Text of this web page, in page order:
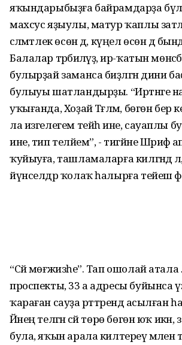
яҡындарыбыҙға байрамдарҙа
махсус яҙыулы, матур ҡаплы затлы
сәләмәтлек өсөн дә, күңел өсөн дә
Балалар тәрбиәләүҙә, ир-ҡатын
булырҙай заманса биҙәлгән дини
булыуы шатландырҙы. “Иртәнге
уҡығанда, Хоҙай Тәғәләм, бөгөн бер
ла изгелегем тейһә ине, сауаплы
ине, тип теләйем”, - тигәйне Шәрифә
ҡуйыуға, ташламаларға килгәндә
йүнселдәр ҡолаҡ һалырға тейеш
“Сәй мөғжизәһе”. Тап ошолай
проспекты, 33 а адресы буйынса
ҡараған сауҙа рәттәрендә асылған
Йәнең теләгән сәй төрө бөгөн юҡ икән,
була, яҡын арала килтереү әмәлен